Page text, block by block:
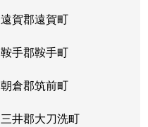
遠賀郡遠賀町
鞍手郡鞍手町
朝倉郡筑前町
三井郡大刀洗町